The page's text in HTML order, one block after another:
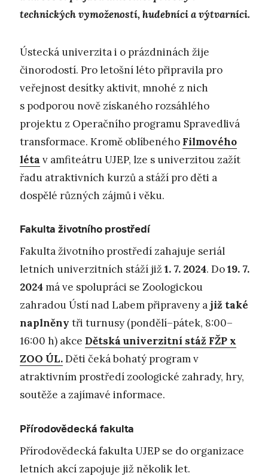
technických vymožeností, hudebníci a výtvarníci.
Ústecká univerzita i o prázdninách žije
činorodostí. Pro letošní léto připravila pro
veřejnost desítky aktivit, mnohé z nich
s podporou nově získaného rozsáhlého
projektu z Operačního programu Spravedlivá
transformace. Kromě oblíbeného Filmového
léta v amfiteátru UJEP, lze s univerzitou zažít
řadu atraktivních kurzů a stáží pro děti a
dospělé různých zájmů i věku.
Fakulta životního prostředí
Fakulta životního prostředí zahajuje seriál
letních univerzitních stáží již 1. 7. 2024. Do19. 7.
2024má ve spolupráci se Zoologickou
zahradou Ústí nad Labem připraveny ajiž také
naplněny tři turnusy (pondělí–pátek, 8:00–
16:00 h) akce Dětská univerzitní stáž FŽP x
ZOO ÚL.Děti čeká bohatý program v
atraktivním prostředí zoologické zahrady, hry,
soutěže a zajímavé informace.
Přírodovědecká fakulta
Přírodovědecká fakulta UJEP se do organizace
letních akcí zapojuje již několik let.